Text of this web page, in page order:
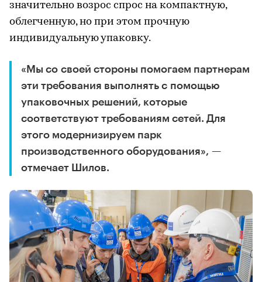
значительно возрос спрос на компактную,
облегченную, но при этом прочную
индивидуальную упаковку.
«Мы со своей стороны помогаем партнерам
эти требования выполнять с помощью
упаковочных решений, которые
соответствуют требованиям сетей. Для
этого модернизируем парк
производственного оборудования», —
отмечает Шилов.